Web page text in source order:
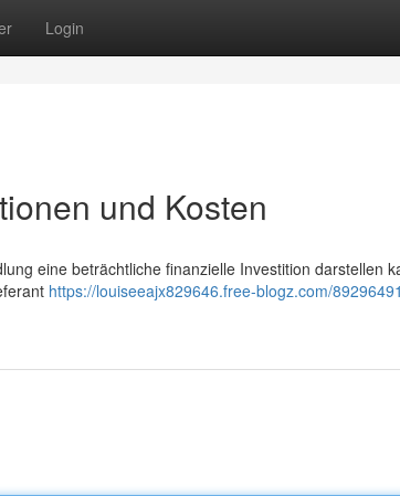
Login
und Kosten
eine beträchtliche finanzielle Investition darstellen
https://louiseeajx829646.free-blogz.com/